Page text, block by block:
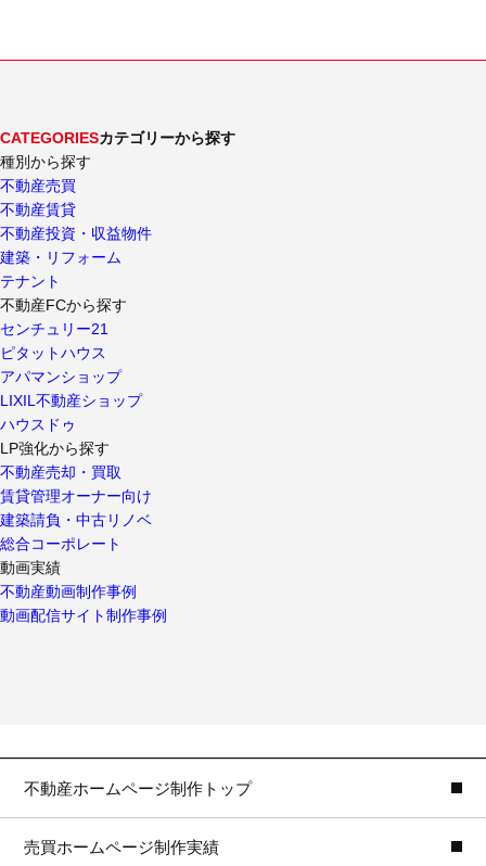
CATEGORIESカテゴリーから探す
種別から探す
不動産売買
不動産賃貸
不動産投資・収益物件
建築・リフォーム
テナント
不動産FCから探す
センチュリー21
ピタットハウス
アパマンショップ
LIXIL不動産ショップ
ハウスドゥ
LP強化から探す
不動産売却・買取
賃貸管理オーナー向け
建築請負・中古リノベ
総合コーポレート
動画実績
不動産動画制作事例
動画配信サイト制作事例
不動産ホームページ制作トップ
売買ホームページ制作実績